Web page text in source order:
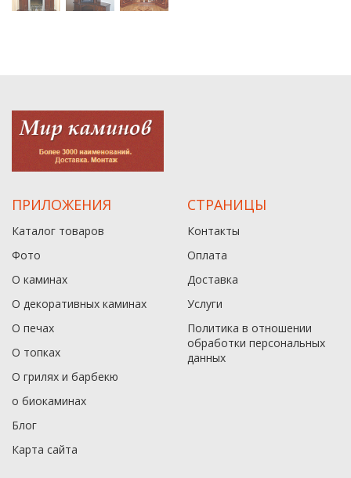
ПРИЛОЖЕНИЯ
Каталог товаров
Фото
О каминах
О декоративных каминах
О печах
О топках
О грилях и барбекю
о биокаминах
Блог
Карта сайта
СТРАНИЦЫ
Контакты
Оплата
Доставка
Услуги
Политика в отношении
обработки персональных
данныx